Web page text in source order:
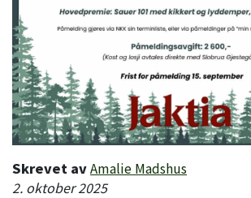
Skrevet avAmalie Madshus
2. oktober 2025